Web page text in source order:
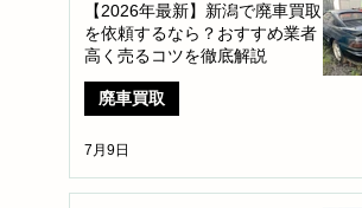
【2026年最新】新潟で廃車買取
を依頼するなら？おすすめ業者・
高く売るコツを徹底解説
廃車買取
7月9日